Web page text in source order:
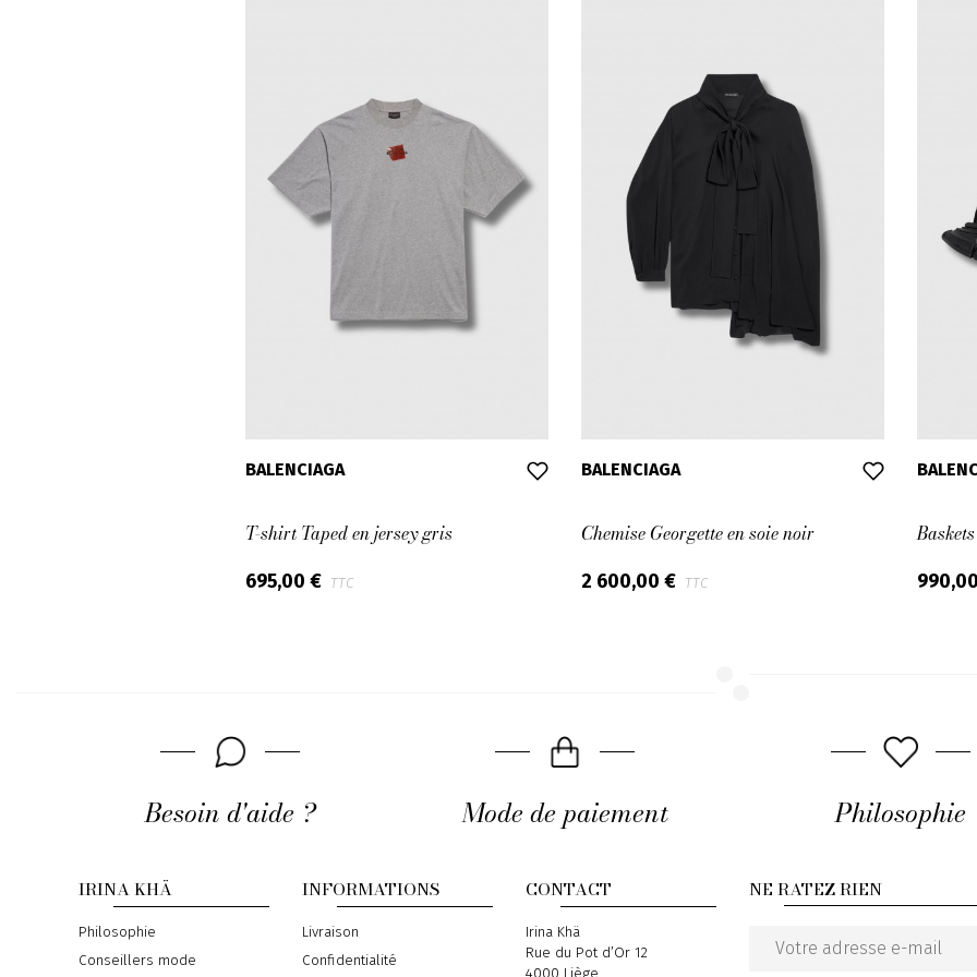
BALENCIAGA
T-shirt Taped en jersey gris
695,00 € TTC
BALENCIAGA
Chemise Georgette en soie noir
2 600,00 € TTC
NE RATEZ RIEN
Email
Besoin d'aide ? Mode de paiement Philosophie
IRINA KHÄ
Philosophie
Conseillers mode
INFORMATIONS
Livraison
Confidentialité
CONTACT
Address
Irina Khä
Rue du Pot d’Or 12